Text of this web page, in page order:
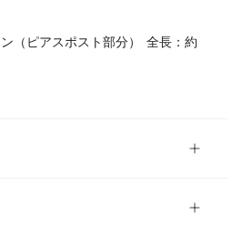
（ピアスポスト部分）
全長：約